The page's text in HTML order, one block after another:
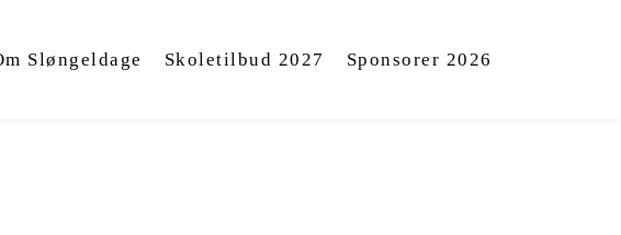
Sløngeldage Skoletilbud 2027 Sponsorer 2026